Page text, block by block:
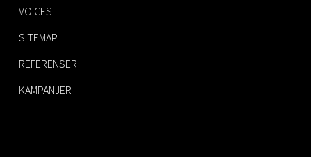
VOICES
SITEMAP
REFERENSER
KAMPANJER